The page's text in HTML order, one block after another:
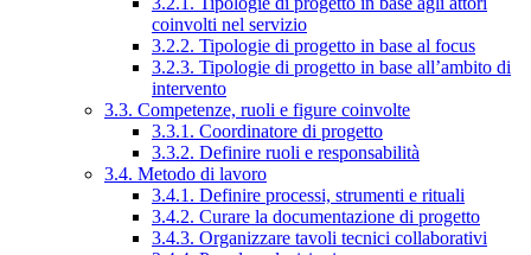
coinvolti nel servizio
3.2.2. Tipologie di progetto in base al focus
3.2.3. Tipologie di progetto in base all’ambito di
intervento
3.3. Competenze, ruoli e figure coinvolte
3.3.1. Coordinatore di progetto
3.3.2. Definire ruoli e responsabilità
3.4. Metodo di lavoro
3.4.1. Definire processi, strumenti e rituali
3.4.2. Curare la documentazione di progetto
3.4.3. Organizzare tavoli tecnici collaborativi